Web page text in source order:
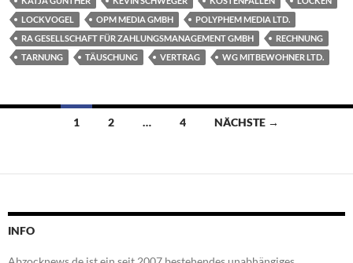
LOCKVOGEL
OPM MEDIA GMBH
POLYPHEM MEDIA LTD.
RA GESELLSCHAFT FÜR ZAHLUNGSMANAGEMENT GMBH
RECHNUNG
TARNUNG
TÄUSCHUNG VERTRAG WG MITBEWOHNER LTD.
Beitragsnavigation
1 2 … 4 NÄCHSTE →
INFO